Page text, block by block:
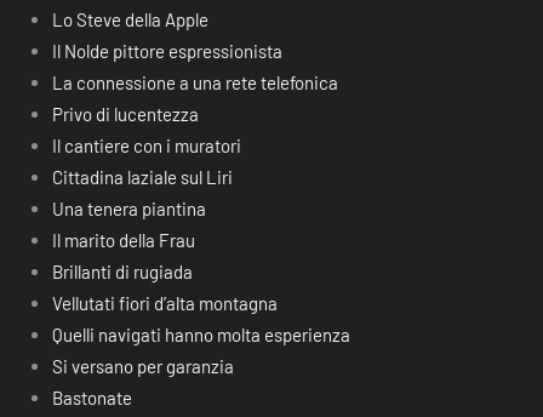
Lo Steve della Apple
Il Nolde pittore espressionista
La connessione a una rete telefonica
Privo di lucentezza
Il cantiere con i muratori
Cittadina laziale sul Liri
Una tenera piantina
Il marito della Frau
Brillanti di rugiada
Vellutati fiori d’alta montagna
Quelli navigati hanno molta esperienza
Si versano per garanzia
Bastonate